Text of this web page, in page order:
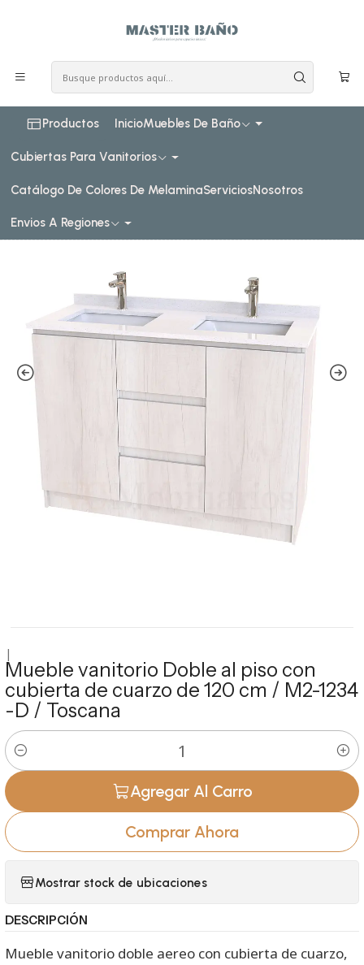
Productos InicioMuebles De Baño
Cubiertas Para Vanitorios
Catálogo De Colores De MelaminaServiciosNosotros
Envios A Regiones
Muebles vanitorios al piso Doble de cuarzo 120 cm
Mueble vanitorio Doble al piso con cubierta de cuarzo de
120 cm / M2-1234 -D / Toscana
|
Mueble vanitorio Doble al piso con
cubierta de cuarzo de 120 cm / M2-1234
-D / Toscana
Cantidad
Agregar Al Carro
Comprar Ahora
Mostrar stock de ubicaciones
DESCRIPCIÓN
Mueble vanitorio doble aereo con cubierta de cuarzo,